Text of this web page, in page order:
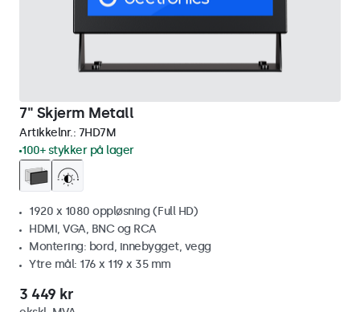
7" Skjerm Metall
Artikkelnr.: 7HD7M
100+ stykker på lager
1920 x 1080 oppløsning (Full HD)
HDMI, VGA, BNC og RCA
Montering: bord, innebygget, vegg
Ytre mål: 176 x 119 x 35 mm
3 449 kr